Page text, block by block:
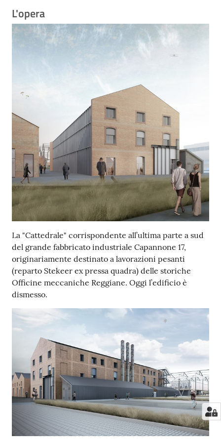
L'opera
La "Cattedrale" corrispondente all’ultima parte a sud
del grande fabbricato industriale Capannone 17,
originariamente destinato a lavorazioni pesanti
(reparto Stekeer ex pressa quadra) delle storiche
Officine meccaniche Reggiane. Oggi l’edificio è
dismesso.